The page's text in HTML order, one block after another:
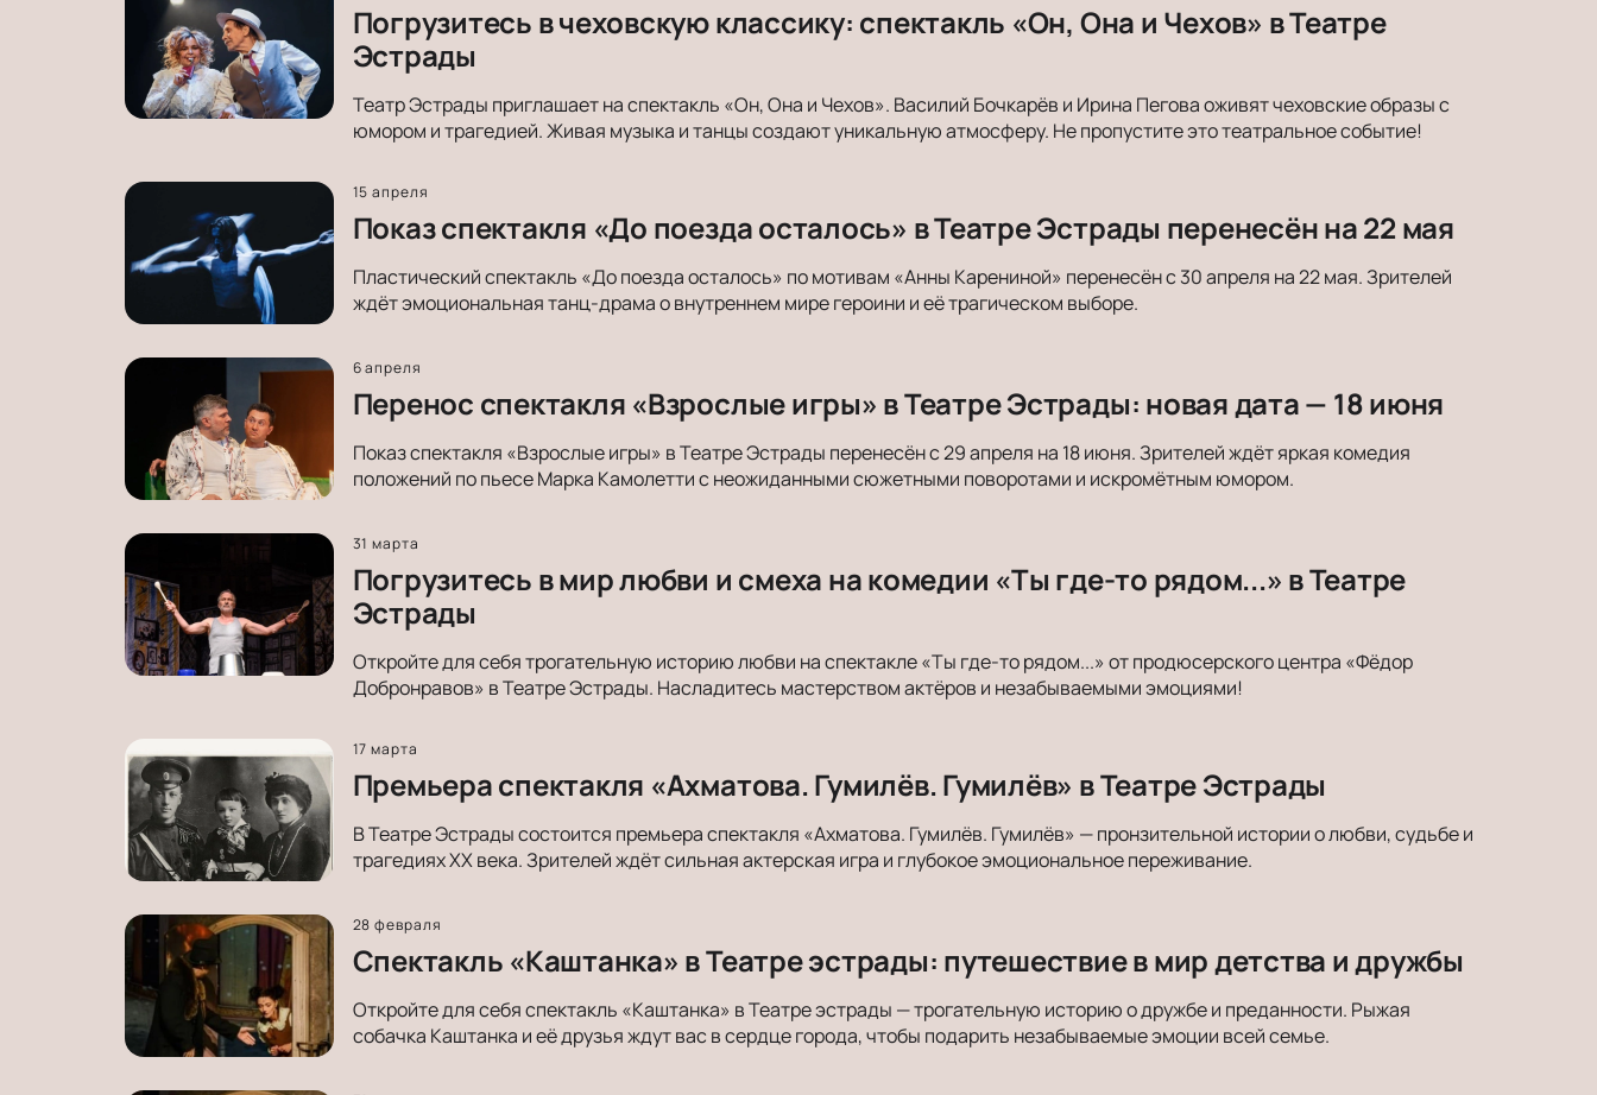
Погрузитесь в чеховскую классику: спектакль «Он, Она и Чехов» в Театре
Эстрады
Театр Эстрады приглашает на спектакль «Он, Она и Чехов». Василий Бочкарёв и Ирина Пегова оживят чеховские образы с
юмором и трагедией. Живая музыка и танцы создают уникальную атмосферу. Не пропустите это театральное событие!
15 апреля
Показ спектакля «До поезда осталось» в Театре Эстрады перенесён на 22 мая
Пластический спектакль «До поезда осталось» по мотивам «Анны Карениной» перенесён с 30 апреля на 22 мая. Зрителей
ждёт эмоциональная танц-драма о внутреннем мире героини и её трагическом выборе.
6 апреля
Перенос спектакля «Взрослые игры» в Театре Эстрады: новая дата — 18 июня
Показ спектакля «Взрослые игры» в Театре Эстрады перенесён с 29 апреля на 18 июня. Зрителей ждёт яркая комедия
положений по пьесе Марка Камолетти с неожиданными сюжетными поворотами и искромётным юмором.
31 марта
Погрузитесь в мир любви и смеха на комедии «Ты где-то рядом...» в Театре
Эстрады
Откройте для себя трогательную историю любви на спектакле «Ты где-то рядом...» от продюсерского центра «Фёдор
Добронравов» в Театре Эстрады. Насладитесь мастерством актёров и незабываемыми эмоциями!
17 марта
Премьера спектакля «Ахматова. Гумилёв. Гумилёв» в Театре Эстрады
В Театре Эстрады состоится премьера спектакля «Ахматова. Гумилёв. Гумилёв» — пронзительной истории о любви, судьбе и
трагедиях ХХ века. Зрителей ждёт сильная актерская игра и глубокое эмоциональное переживание.
28 февраля
Спектакль «Каштанка» в Театре эстрады: путешествие в мир детства и дружбы
Откройте для себя спектакль «Каштанка» в Театре эстрады — трогательную историю о дружбе и преданности. Рыжая
собачка Каштанка и её друзья ждут вас в сердце города, чтобы подарить незабываемые эмоции всей семье.